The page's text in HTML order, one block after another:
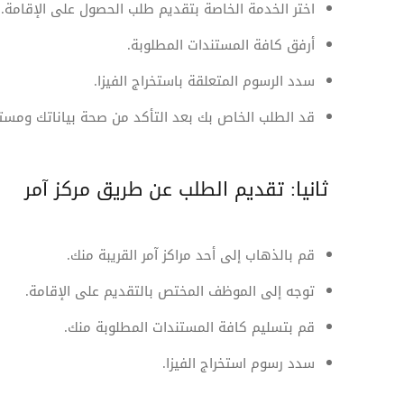
اختر الخدمة الخاصة بتقديم طلب الحصول على الإقامة.
أرفق كافة المستندات المطلوبة.
سدد الرسوم المتعلقة باستخراج الفيزا.
قد الطلب الخاص بك بعد التأكد من صحة بياناتك
ثانيا: تقديم الطلب عن طريق مركز آمر
قم بالذهاب إلى أحد مراكز آمر القريبة منك.
توجه إلى الموظف المختص بالتقديم على الإقامة.
قم بتسليم كافة المستندات المطلوبة منك.
سدد رسوم استخراج الفيزا.